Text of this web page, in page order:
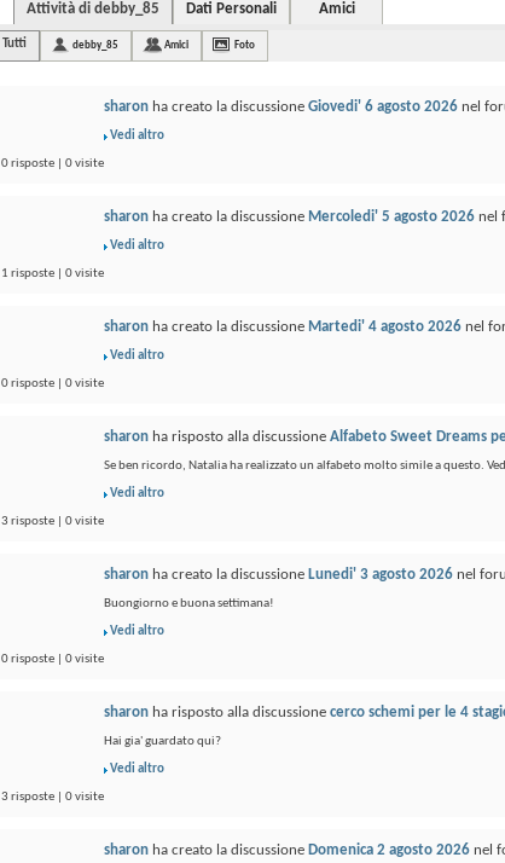
Attività di debby_85 Dati Personali Amici
Tutti debby_85 Amici Foto
sharon ha creato la discussione Giovedi' 6 agosto 2026 nel
Vedi altro
0 risposte | 0 visite
sharon ha creato la discussione Mercoledi' 5 agosto 2026 nel
Vedi altro
1 risposte | 0 visite
sharon ha creato la discussione Martedi' 4 agosto 2026 nel
Vedi altro
0 risposte | 0 visite
sharon ha risposto alla discussione Alfabeto Sweet Dreams
Se ben ricordo, Natalia ha realizzato un alfabeto molto simile a questo.
Vedi altro
3 risposte | 0 visite
sharon ha creato la discussione Lunedi' 3 agosto 2026 nel
Buongiorno e buona settimana!
Vedi altro
0 risposte | 0 visite
sharon ha risposto alla discussione cerco schemi per le 4
Hai gia' guardato qui?
Vedi altro
3 risposte | 0 visite
sharon ha creato la discussione Domenica 2 agosto 2026 nel